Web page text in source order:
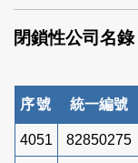
索
閉鎖性公司名錄
序號 統一編號
4051 82850275